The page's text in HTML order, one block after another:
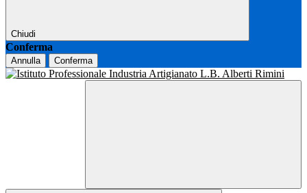
Chiudi
Conferma
Annulla Conferma